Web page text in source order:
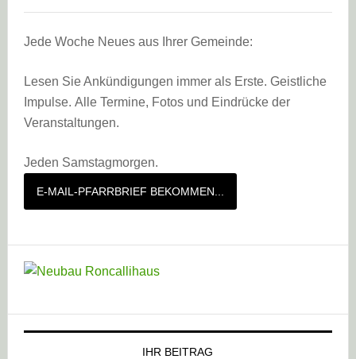
Jede Woche Neues aus Ihrer Gemeinde:
Lesen Sie Ankündigungen immer als Erste. Geistliche
Impulse. Alle Termine, Fotos und Eindrücke der
Veranstaltungen.
Jeden Samstagmorgen.
E-MAIL-PFARRBRIEF BEKOMMEN...
IHR BEITRAG